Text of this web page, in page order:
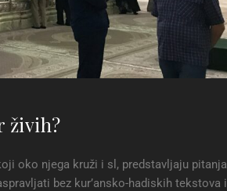
živih?
oko njega kruži i sl, predstavljaju pitanja
bez kur’ansko-hadiskih tekstova i